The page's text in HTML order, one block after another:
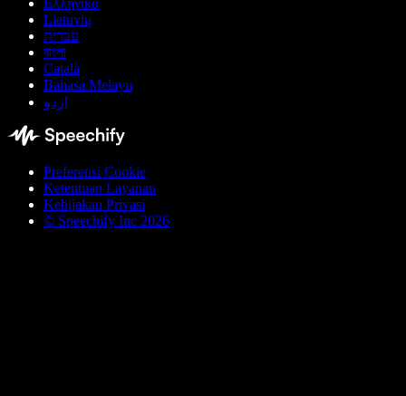
Lietuvių
עברית
বাংলা
Català
Bahasa Melayu
اردو
Preferensi Cookie
Ketentuan Layanan
Kebijakan Privasi
© Speechify Inc 2026